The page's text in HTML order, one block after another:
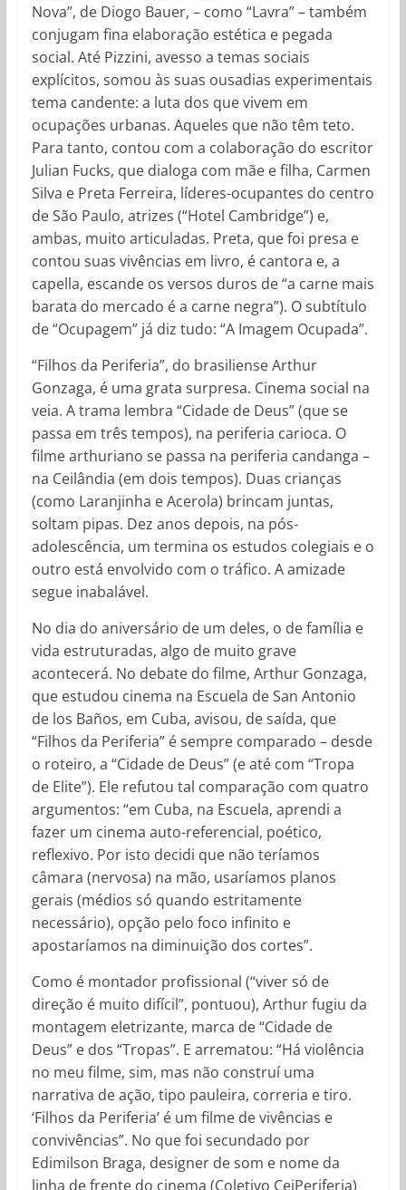
Nova”, de Diogo Bauer, – como “Lavra” – também
conjugam fina elaboração estética e pegada
social. Até Pizzini, avesso a temas sociais
explícitos, somou às suas ousadias experimentais
tema candente: a luta dos que vivem em
ocupações urbanas. Aqueles que não têm teto.
Para tanto, contou com a colaboração do escritor
Julian Fucks, que dialoga com mãe e filha, Carmen
Silva e Preta Ferreira, líderes-ocupantes do centro
de São Paulo, atrizes (“Hotel Cambridge”) e,
ambas, muito articuladas. Preta, que foi presa e
contou suas vivências em livro, é cantora e, a
capella, escande os versos duros de “a carne mais
barata do mercado é a carne negra”). O subtítulo
de “Ocupagem” já diz tudo: “A Imagem Ocupada”.
“Filhos da Periferia”, do brasiliense Arthur
Gonzaga, é uma grata surpresa. Cinema social na
veia. A trama lembra “Cidade de Deus” (que se
passa em três tempos), na periferia carioca. O
filme arthuriano se passa na periferia candanga –
na Ceilândia (em dois tempos). Duas crianças
(como Laranjinha e Acerola) brincam juntas,
soltam pipas. Dez anos depois, na pós-
adolescência, um termina os estudos colegiais e o
outro está envolvido com o tráfico. A amizade
segue inabalável.
No dia do aniversário de um deles, o de família e
vida estruturadas, algo de muito grave
acontecerá. No debate do filme, Arthur Gonzaga,
que estudou cinema na Escuela de San Antonio
de los Baños, em Cuba, avisou, de saída, que
“Filhos da Periferia” é sempre comparado – desde
o roteiro, a “Cidade de Deus” (e até com “Tropa
de Elite”). Ele refutou tal comparação com quatro
argumentos: “em Cuba, na Escuela, aprendi a
fazer um cinema auto-referencial, poético,
reflexivo. Por isto decidi que não teríamos
câmara (nervosa) na mão, usaríamos planos
gerais (médios só quando estritamente
necessário), opção pelo foco infinito e
apostaríamos na diminuição dos cortes”.
Como é montador profissional (“viver só de
direção é muito difícil”, pontuou), Arthur fugiu da
montagem eletrizante, marca de “Cidade de
Deus” e dos “Tropas”. E arrematou: “Há violência
no meu filme, sim, mas não construí uma
narrativa de ação, tipo pauleira, correria e tiro.
‘Filhos da Periferia’ é um filme de vivências e
convivências”. No que foi secundado por
Edimilson Braga, designer de som e nome da
linha de frente do cinema (Coletivo CeiPeriferia)